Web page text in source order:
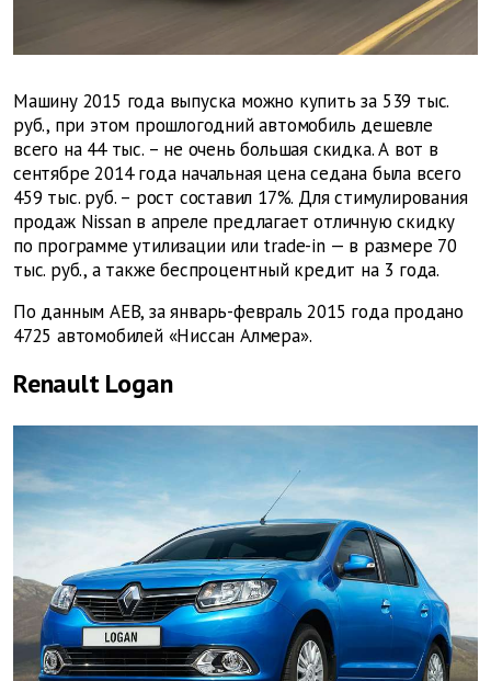
Машину 2015 года выпуска можно купить за 539 тыс.
руб., при этом прошлогодний автомобиль дешевле
всего на 44 тыс. – не очень большая скидка. А вот в
сентябре 2014 года начальная цена седана была всего
459 тыс. руб. – рост составил 17%. Для стимулирования
продаж Nissan в апреле предлагает отличную скидку
по программе утилизации или trade-in — в размере 70
тыс. руб., а также беспроцентный кредит на 3 года.
По данным AEB, за январь-февраль 2015 года продано
4725 автомобилей «Ниссан Алмера».
Renault Logan